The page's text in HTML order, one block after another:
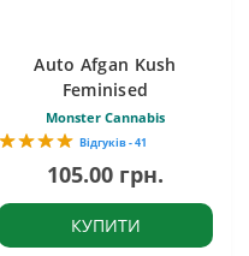
Auto Afgan Kush
Feminised
Monster Cannabis
Відгуків - 41
105.00 грн.
КУПИТИ